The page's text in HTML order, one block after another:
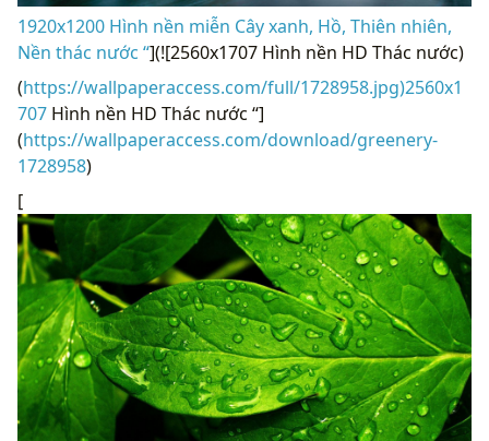
1920x1200 Hình nền miễn Cây xanh, Hồ, Thiên nhiên,
Nền thác nước “](![2560x1707 Hình nền HD Thác nước)
(https://wallpaperaccess.com/full/1728958.jpg)2560x1
707 Hình nền HD Thác nước “]
(https://wallpaperaccess.com/download/greenery-
1728958)
[